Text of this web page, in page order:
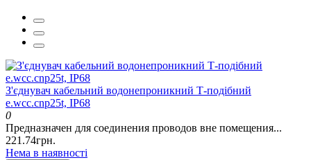
З'єднувач кабельний водонепроникний Т-подібний
e.wcc.cnp25t, IP68
0
Предназначен для соединения проводов вне помещения...
221.74грн.
Нема в наявності